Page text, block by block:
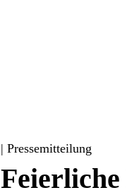
| Pressemitteilung